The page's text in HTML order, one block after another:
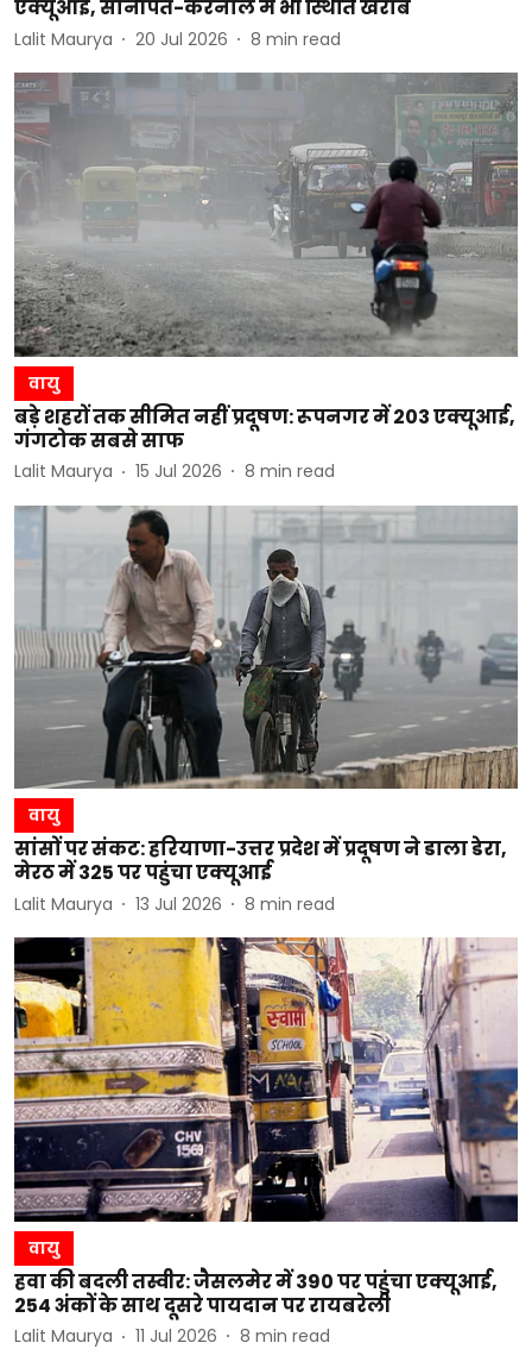
एक्यूआई, सोनीपत-करनाल में भी स्थिति खराब
Lalit Maurya 20 Jul 2026 8 min read
वायु
बड़े शहरों तक सीमित नहीं प्रदूषण: रूपनगर में 203 एक्यूआई,
गंगटोक सबसे साफ
Lalit Maurya 15 Jul 2026 8 min read
वायु
सांसों पर संकट: हरियाणा-उत्तर प्रदेश में प्रदूषण ने डाला डेरा,
मेरठ में 325 पर पहुंचा एक्यूआई
Lalit Maurya 13 Jul 2026 8 min read
वायु
हवा की बदली तस्वीर: जैसलमेर में 390 पर पहुंचा एक्यूआई,
254 अंकों के साथ दूसरे पायदान पर रायबरेली
Lalit Maurya 11 Jul 2026 8 min read